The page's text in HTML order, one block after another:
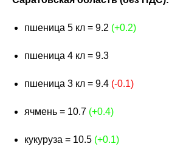
пшеница 5 кл = 9.2 (+0.2)
пшеница 4 кл = 9.3
пшеница 3 кл = 9.4 (-0.1)
ячмень = 10.7 (+0.4)
кукуруза = 10.5 (+0.1)